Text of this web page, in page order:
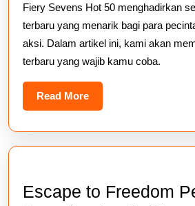
Hot
Fiery Sevens Hot 50 menghadirkan
terbaru yang menarik bagi para
aksi. Dalam artikel ini, kami akan
terbaru yang wajib kamu coba.
Read MoreRead
More
Escape to Freedom